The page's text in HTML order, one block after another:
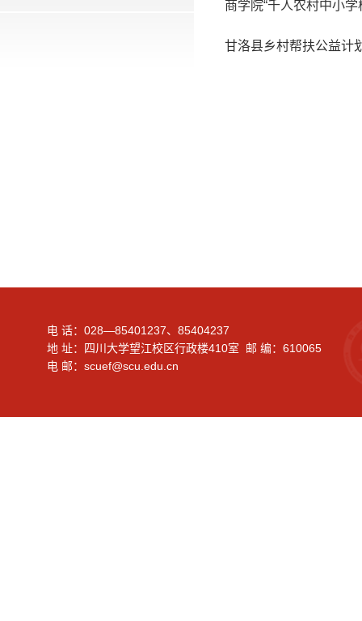
商学院“千人农村中小
甘洛县乡村帮扶公益计
电 话：028—85401237、85404237
地 址：四川大学望江校区行政楼410室 邮 编：610065
电 邮：scuef@scu.edu.cn